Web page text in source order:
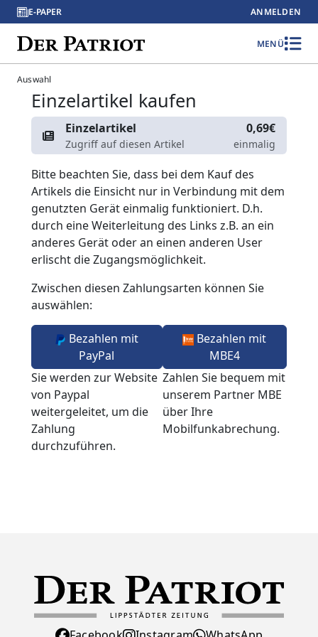
E-PAPER ANMELDEN
MENÜ
Auswahl
Einzelartikel kaufen
Einzelartikel
Zugriff auf diesen Artikel
0,69€
einmalig
Bitte beachten Sie, dass bei dem Kauf des
Artikels die Einsicht nur in Verbindung mit dem
genutzten Gerät einmalig funktioniert. D.h.
durch eine Weiterleitung des Links z.B. an ein
anderes Gerät oder an einen anderen User
erlischt die Zugangsmöglichkeit.
Zwischen diesen Zahlungsarten können Sie
auswählen:
Bezahlen mit
PayPal
Sie werden zur Website
von Paypal
weitergeleitet, um die
Zahlung
durchzuführen.
Bezahlen mit
MBE4
Zahlen Sie bequem mit
unserem Partner MBE
über Ihre
Mobilfunkabrechung.